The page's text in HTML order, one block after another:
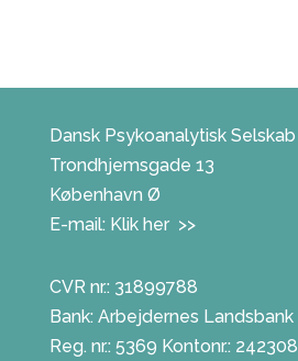
Dansk Psykoanalytisk Selskab
Trondhjemsgade 13
København Ø
E-mail: Klik her >>
CVR nr.: 31899788
Bank: Arbejdernes Landsbank
Reg. nr.: 5369 Kontonr.: 242308